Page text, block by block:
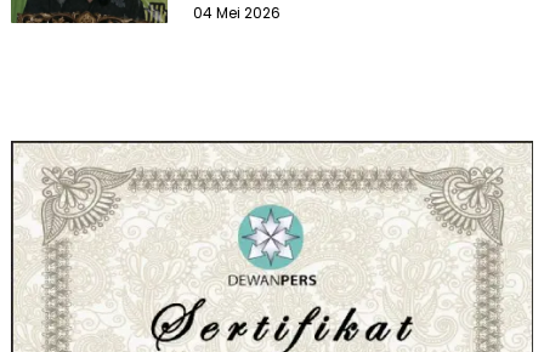
04 Mei 2026